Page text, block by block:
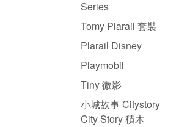
Series
Tomy Plarail 套裝
Plarail Disney
Playmobil
Tiny 微影
小城故事 Citystory
City Story 積木